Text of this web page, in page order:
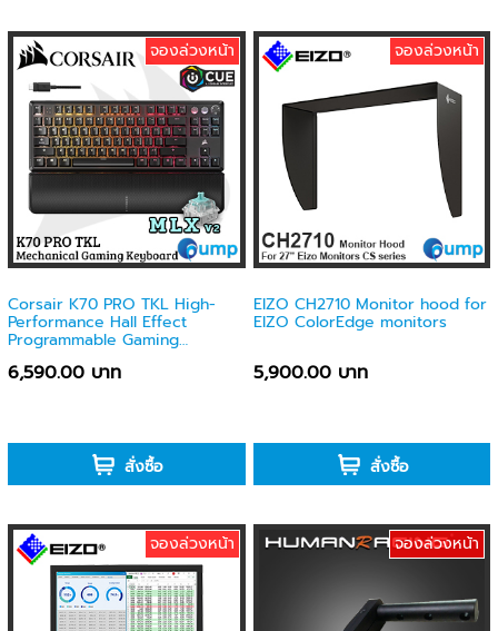
จองล่วงหน้า
Corsair K70 PRO TKL High-
Performance Hall Effect
Programmable Gaming
Black - CH-911911G-NA
6,590.00 บาท
สั่งซื้อ
จองล่วงหน้า
EIZO CH2710 Monitor hood for
EIZO ColorEdge monitors
5,900.00 บาท
สั่งซื้อ
จองล่วงหน้า จองล่วงหน้า